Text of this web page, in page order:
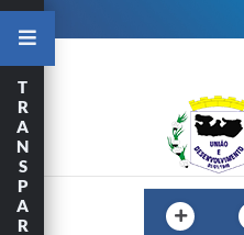
T
R
A
N
S
P
A
R